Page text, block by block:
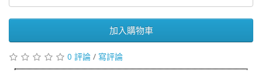
加入購物車
0 評論 / 寫評論